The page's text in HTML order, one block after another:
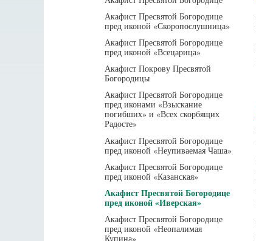
Акафист Пресвятой Богородице
пред иконой «Скоро­послуш­ница»
Акафист Пресвятой Богородице
пред иконой «Всецарица»
Акафист Покрову Пресвятой
Богородицы
Акафист Пресвятой Богородице
пред иконами «Взыскание
погибших» и «Всех скорбящих
Радосте»
Акафист Пресвятой Богородице
пред иконой «Неупиваемая Чаша»
Акафист Пресвятой Богородице
пред иконой «Казанская»
Акафист Пресвятой Богородице
пред иконой «Иверская»
Акафист Пресвятой Богородице
пред иконой «Неопалимая
Купина»